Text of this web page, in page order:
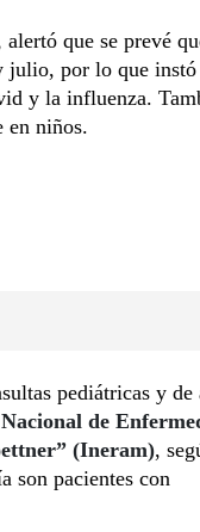
que se prevé
julio, por lo que instó
y la influenza.
en niños.
pediátricas y de
de
(Ineram),
son pacientes con